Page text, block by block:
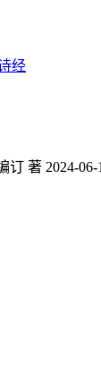
经
订 著 2024-06-